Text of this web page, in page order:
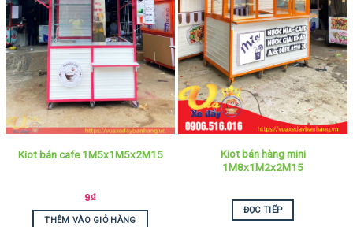
Kiot bán cafe 1M5x1M5x2M15
9₫
THÊM VÀO GIỎ HÀNG
Kiot bán hàng mini
1M8x1M2x2M15
ĐỌC TIẾP